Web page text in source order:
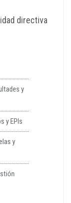
directiva
y
y EPIs
y